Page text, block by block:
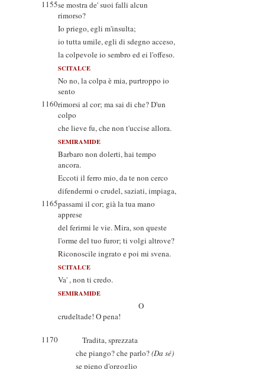
1155se mostra de' suoi falli alcun
rimorso?
Io priego, egli m'insulta;
io tutta umile, egli di sdegno acceso,
la colpevole io sembro ed ei l'offeso.
SCITALCE
No no, la colpa è mia, purtroppo io
sento
1160rimorsi al cor; ma sai di che? D'un
colpo
che lieve fu, che non t'uccise allora.
SEMIRAMIDE
Barbaro non dolerti, hai tempo
ancora.
Eccoti il ferro mio, da te non cerco
difendermi o crudel, saziati, impiaga,
1165passami il cor; già la tua mano
apprese
del ferirmi le vie. Mira, son queste
l'orme del tuo furor; ti volgi altrove?
Riconoscile ingrato e poi mi svena.
SCITALCE
Va' , non ti credo.
SEMIRAMIDE
O
crudeltade! O pena!
1170
Tradita, sprezzata
che piango? che parlo?(Da sé)
se pieno d'orgoglio